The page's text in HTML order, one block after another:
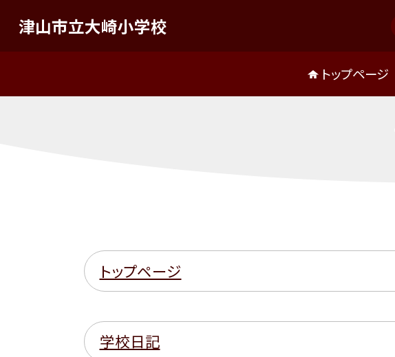
津山市立大崎小学校
トップページ
トップページ
学校日記